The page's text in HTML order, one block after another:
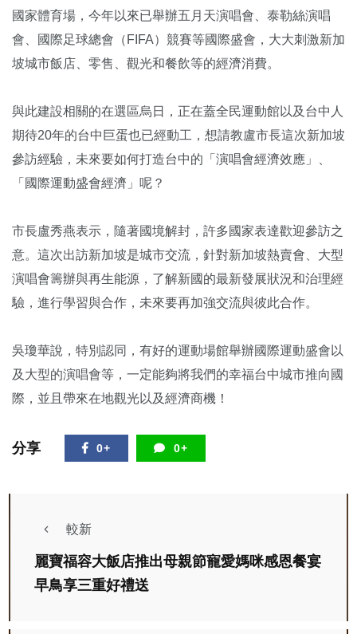
國家體育場，今年以來已舉辦五月天演唱會、泰勒絲演唱
會、國際足球總會（FIFA）競賽等國際盛會，大大刺激新加
坡城市飯店、零售、觀光和餐飲等的經濟消費。
與此建設相關的在選區烏日，正在蓋全民運動館以及台中人
期待20年的台中巨蛋也已經動工，想請教盧市長這次新加坡
參訪經驗，未來要如何打造台中的「演唱會經濟效應」、
「國際運動盛會經濟」呢？
市長盧秀燕表示，隨著國境解封，許多國家表達歡迎參訪之
意。這次出訪新加坡是城市交流，針對新加坡熱賣會、大型
演唱會籌辦與再生能源，了解新國的最新發展狀況和治理經
驗，進行學習與合作，未來要再加強交流與彼此合作。
吳瓊華說，特別認同，有好的運動場館舉辦國際運動盛會以
及大型的演唱會等，一定能夠將我們的幸福台中城市推向國
際，並且帶來在地觀光以及經濟商機！
分享 0+ 0+
較新
麗寶福容大飯店推出母親節寵愛媽咪感恩餐宴
早鳥享三重好禮送